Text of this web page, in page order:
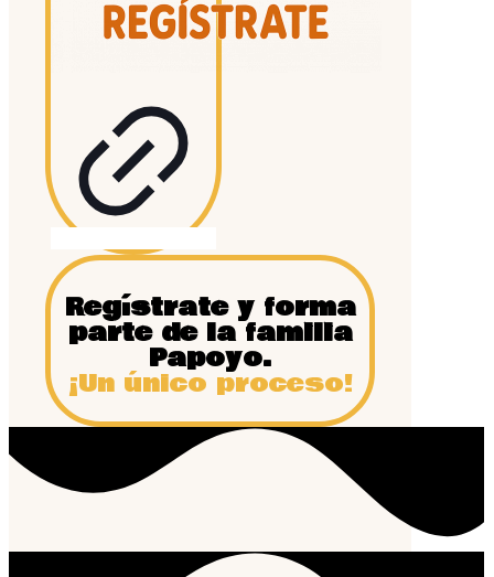
Regístrate y forma
parte de la familia
Papoyo.
¡Un único proceso!